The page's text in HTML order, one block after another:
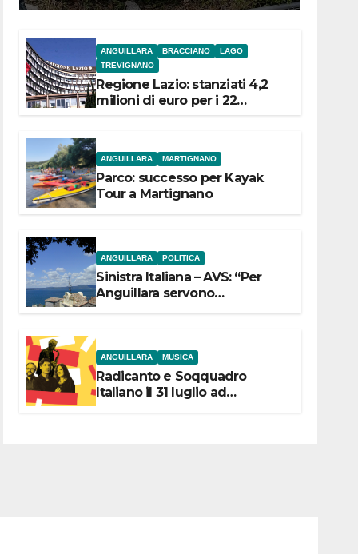
ANGUILLARA BRACCIANO
LAGO
TREVIGNANO
Regione Lazio: stanziati 4,2
milioni di euro per i 22
ANGUILLARA MARTIGNANO
Parco: successo per Kayak
Tour a Martignano
ANGUILLARA POLITICA
Sinistra Italiana – AVS: “Per
Anguillara servono
ANGUILLARA MUSICA
Radicanto e Soqquadro
Italiano il 31 luglio ad